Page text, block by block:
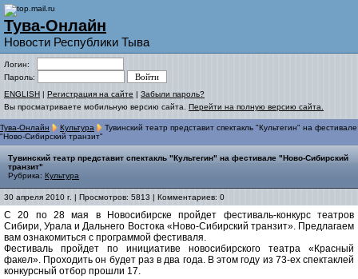
Тува-Онлайн
Новости Республики Тыва
Логин:
Пароль:
ENGLISH | Регистрация на сайте | Забыли пароль?
Вы просматриваете мобильную версию сайта. Перейти на полную версию сайта.
Тува-Онлайн Культура
Тувинский театр представит спектакль "Культегин" на фестивале
"Ново-Сибирский транзит"
Тувинский театр представит спектакль "Культегин" на фестивале "Ново-Сибирский
транзит"
Рубрика: Культура
30 апреля 2010 г. | Просмотров: 5813 | Комментариев: 0
С 20 по 28 мая в Новосибирске пройдет фестиваль-конкурс театров
Сибири, Урала и Дальнего Востока «Ново-Сибирский транзит». Предлагаем
вам ознакомиться с программой фестиваля.
Фестиваль пройдет по инициативе новосибирского театра «Красный
факел». Проходить он будет раз в два года. В этом году из 73-ех спектаклей
конкурсный отбор прошли 17.